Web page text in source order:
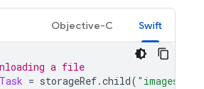
Swift
Objective-C
a file
= storageRef.child( "images/